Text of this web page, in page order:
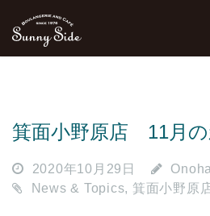
箕面小野原店 11月の
2020年10月29日
News & Topics, 箕面小野原